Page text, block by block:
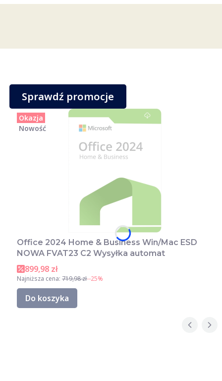
Sprawdź promocje
Okazja
Nowość
Office 2024 Home & Business Win/Mac ESD
NOWA FVAT23 C2 Wysyłka automat
899,98 zł
Najniższa cena: 719,98 zł--25%
Do koszyka